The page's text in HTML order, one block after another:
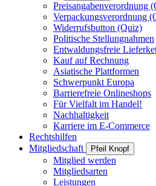
Preisangabenverordnung
Verpackungsverordnung
Widerrufsbutton (Quiz)
Politische Stellungnahmen
Entwaldungsfreie
Kauf auf Rechnung
Asiatische Plattformen
Schwerpunkt Europa
Barrierefreie Onlineshops
Für Vielfalt im Handel!
Nachhaltigkeit
Karriere im E-Commerce
Rechtshilfen
Mitgliedschaft
Pfeil Knopf
Mitglied werden
Mitgliedsarten
Leistungen